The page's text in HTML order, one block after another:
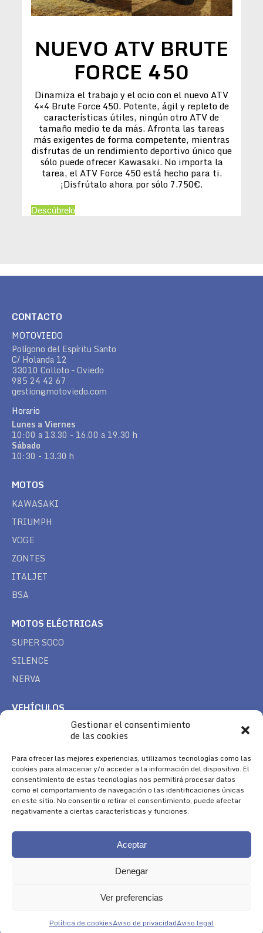
Gestionar el consentimiento
de las cookies
Para ofrecer las mejores experiencias, utilizamos tecnologías como las
cookies para almacenar y/o acceder a la información del dispositivo. El
consentimiento de estas tecnologías nos permitirá procesar datos
como el comportamiento de navegación o las identificaciones únicas
en este sitio. No consentir o retirar el consentimiento, puede afectar
negativamente a ciertas características y funciones.
Aceptar
Denegar
Ver preferencias
Política de cookiesAviso de privacidadAviso legal
NUEVO ATV BRUTE
FORCE 450
Dinamiza el trabajo y el ocio con el nuevo ATV
4×4 Brute Force 450. Potente, ágil y repleto de
características útiles, ningún otro ATV de
tamaño medio te da más. Afronta las tareas
más exigentes de forma competente, mientras
disfrutas de un rendimiento deportivo único que
sólo puede ofrecer Kawasaki. No importa la
tarea, el ATV Force 450 está hecho para ti.
¡Disfrútalo ahora por sólo 7.750€.
Descúbrelo
CONTACTO
MOTOVIEDO
Polígono del Espíritu Santo
C/ Holanda 12
33010 Colloto – Oviedo
985 24 42 67
gestion@motoviedo.com
Horario
Lunes a Viernes
10:00 a 13.30 - 16.00 a 19.30 h
Sábado
10:30 - 13.30 h
MOTOS
KAWASAKI
TRIUMPH
VOGE
ZONTES
ITALJET
BSA
MOTOS ELÉCTRICAS
SUPER SOCO
SILENCE
NERVA
VEHÍCULOS
TREK
SÍGUENOS
Encuéntranos en:
Facebook
page
YouTube
page
Instagram
page
Aviso Legal|Política de Cookies